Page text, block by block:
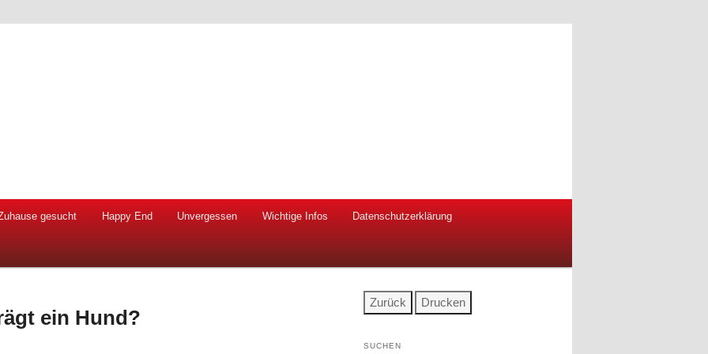
gesucht Happy End Unvergessen Wichtige Infos Datenschutzerklärung
ein Hund?
SUCHEN